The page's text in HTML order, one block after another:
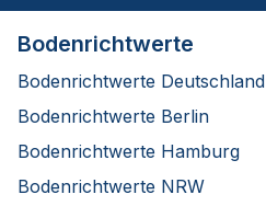
Bodenrichtwerte
Bodenrichtwerte Deutschland
Bodenrichtwerte Berlin
Bodenrichtwerte Hamburg
Bodenrichtwerte NRW